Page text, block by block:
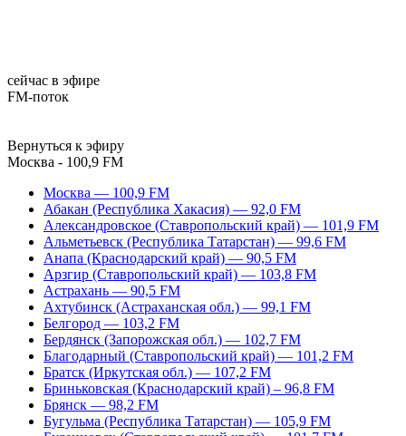
сейчас в эфире
FM-поток
Вернуться к эфиру
Москва - 100,9 FM
Москва — 100,9 FM
Абакан (Республика Хакасия) — 92,0 FM
Александровское (Ставропольский край) — 101,9 FM
Альметьевск (Республика Татарстан) — 99,6 FM
Анапа (Краснодарский край) — 90,5 FM
Арзгир (Ставропольский край) — 103,8 FM
Астрахань — 90,5 FM
Ахтубинск (Астраханская обл.) — 99,1 FM
Белгород — 103,2 FM
Бердянск (Запорожская обл.) — 102,7 FM
Благодарный (Ставропольский край) — 101,2 FM
Братск (Иркутская обл.) — 107,2 FM
Бриньковская (Краснодарский край) – 96,8 FM
Брянск — 98,2 FM
Бугульма (Республика Татарстан) — 105,9 FM